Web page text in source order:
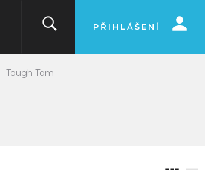
PŘIHLÁŠENÍ
Tough Tom